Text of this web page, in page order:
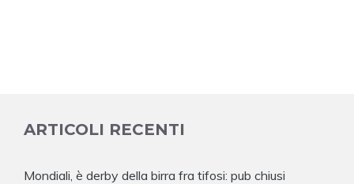
ARTICOLI RECENTI
Mondiali, è derby della birra fra tifosi: pub chiusi